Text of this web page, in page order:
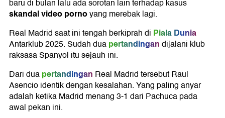
baru di bulan lalu ada sorotan lain terhadap kasus
skandal video pornoyang merebak lagi.
Real Madrid saat ini tengah berkiprah di Piala Dunia
Antarklub 2025. Sudah duapertandingandijalani klub
raksasa Spanyol itu sejauh ini.
Dari duapertandingan Real Madrid tersebut Raul
Asencio identik dengan kesalahan. Yang paling anyar
adalah ketika Madrid menang 3-1 dari Pachuca pada
awal pekan ini.